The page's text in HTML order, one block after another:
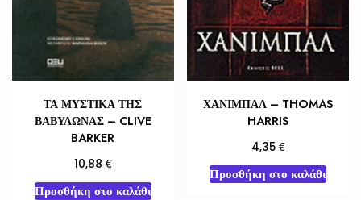
ΤΑ ΜΥΣΤΙΚΑ ΤΗΣ
ΒΑΒΥΛΩΝΑΣ – CLIVE
BARKER
10,88 €
Προσθήκη στο καλάθι
ΧΑΝΙΜΠΑΛ – THOMAS
HARRIS
4,35 €
Προσθήκη στο καλάθι